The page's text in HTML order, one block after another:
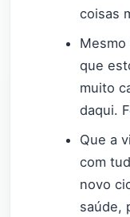
coisas
que
muito
daqui.
Que a
com
novo
saúde,